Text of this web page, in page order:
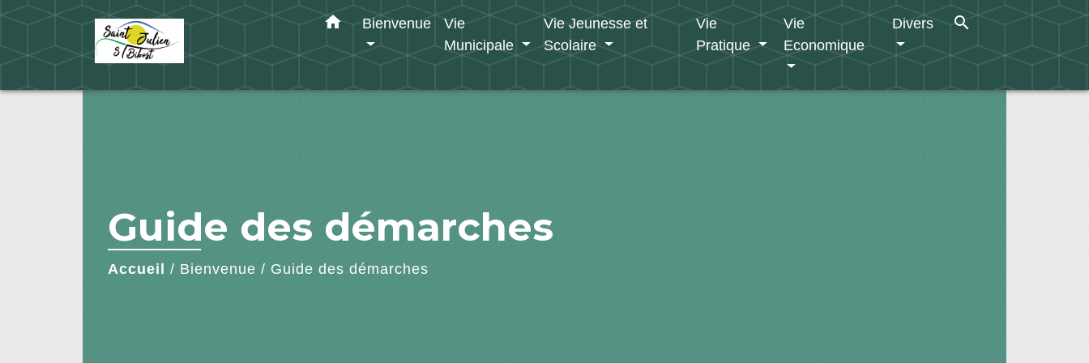
home Bienvenue
Vie
Municipale
Vie Jeunesse et
Scolaire
Vie
Pratique
Vie
Economique
Divers search
Guide des démarches
Accueil / Bienvenue / Guide des démarches